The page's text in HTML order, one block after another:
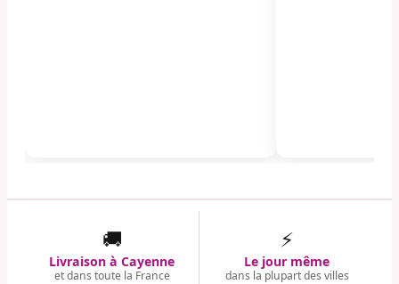
🚚
Livraison à Cayenne
et dans toute la France
⚡
Le jour même
dans la plupart des villes